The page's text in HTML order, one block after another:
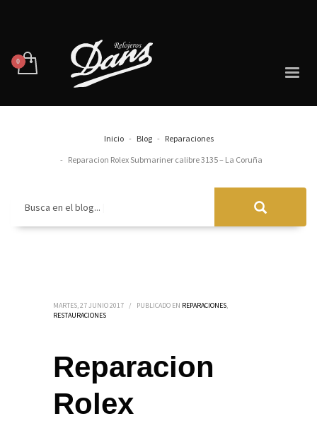
Inicio Blog
Reparaciones
Reparacion Rolex Submariner calibre 3135 – La Coruña
Busca en el blog...
MARTES, 27 JUNIO 2017 / PUBLICADO EN REPARACIONES,
RESTAURACIONES
Reparacion
Rolex